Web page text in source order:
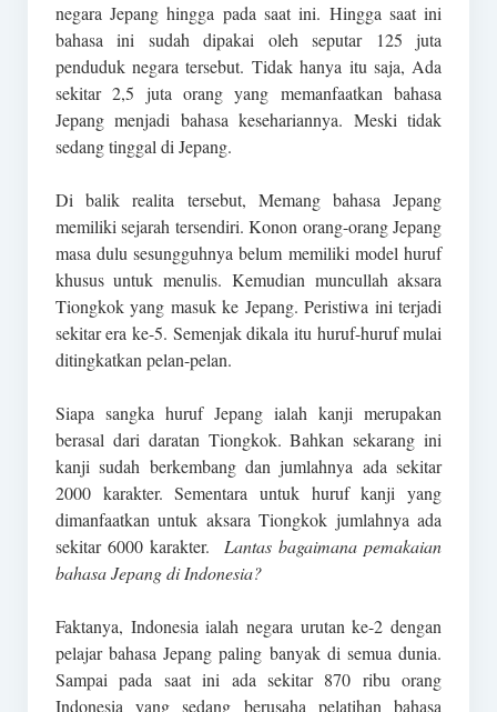
negara Jepang hingga pada saat ini. Hingga saat ini
bahasa ini sudah dipakai oleh seputar 125 juta
penduduk negara tersebut. Tidak hanya itu saja, Ada
sekitar 2,5 juta orang yang memanfaatkan bahasa
Jepang menjadi bahasa kesehariannya. Meski tidak
sedang tinggal di Jepang.
Di balik realita tersebut, Memang bahasa Jepang
memiliki sejarah tersendiri. Konon orang-orang Jepang
masa dulu sesungguhnya belum memiliki model huruf
khusus untuk menulis. Kemudian muncullah aksara
Tiongkok yang masuk ke Jepang. Peristiwa ini terjadi
sekitar era ke-5. Semenjak dikala itu huruf-huruf mulai
ditingkatkan pelan-pelan.
Siapa sangka huruf Jepang ialah kanji merupakan
berasal dari daratan Tiongkok. Bahkan sekarang ini
kanji sudah berkembang dan jumlahnya ada sekitar
2000 karakter. Sementara untuk huruf kanji yang
dimanfaatkan untuk aksara Tiongkok jumlahnya ada
sekitar 6000 karakter. Lantas bagaimana pemakaian
bahasa Jepang di Indonesia?
Faktanya, Indonesia ialah negara urutan ke-2 dengan
pelajar bahasa Jepang paling banyak di semua dunia.
Sampai pada saat ini ada sekitar 870 ribu orang
Indonesia yang sedang berusaha pelatihan bahasa